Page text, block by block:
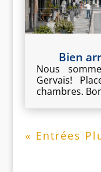
Bien
Nous
Gervais!
chambres.
« Entrées